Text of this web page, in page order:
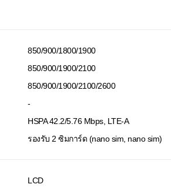
850/900/1800/1900
850/900/1900/2100
850/900/1900/2100/2600
-
HSPA 42.2/5.76 Mbps, LTE-A
รองรับ 2 ซิมการ์ด (nano sim, nano sim)
LCD